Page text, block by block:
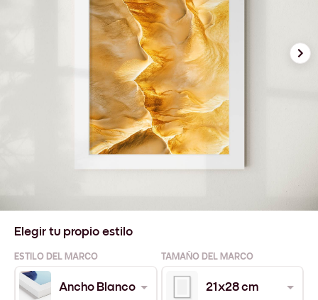
Elegir tu propio estilo
ESTILO DEL MARCO TAMAÑO DEL MARCO
Ancho Blanco 21x28 cm